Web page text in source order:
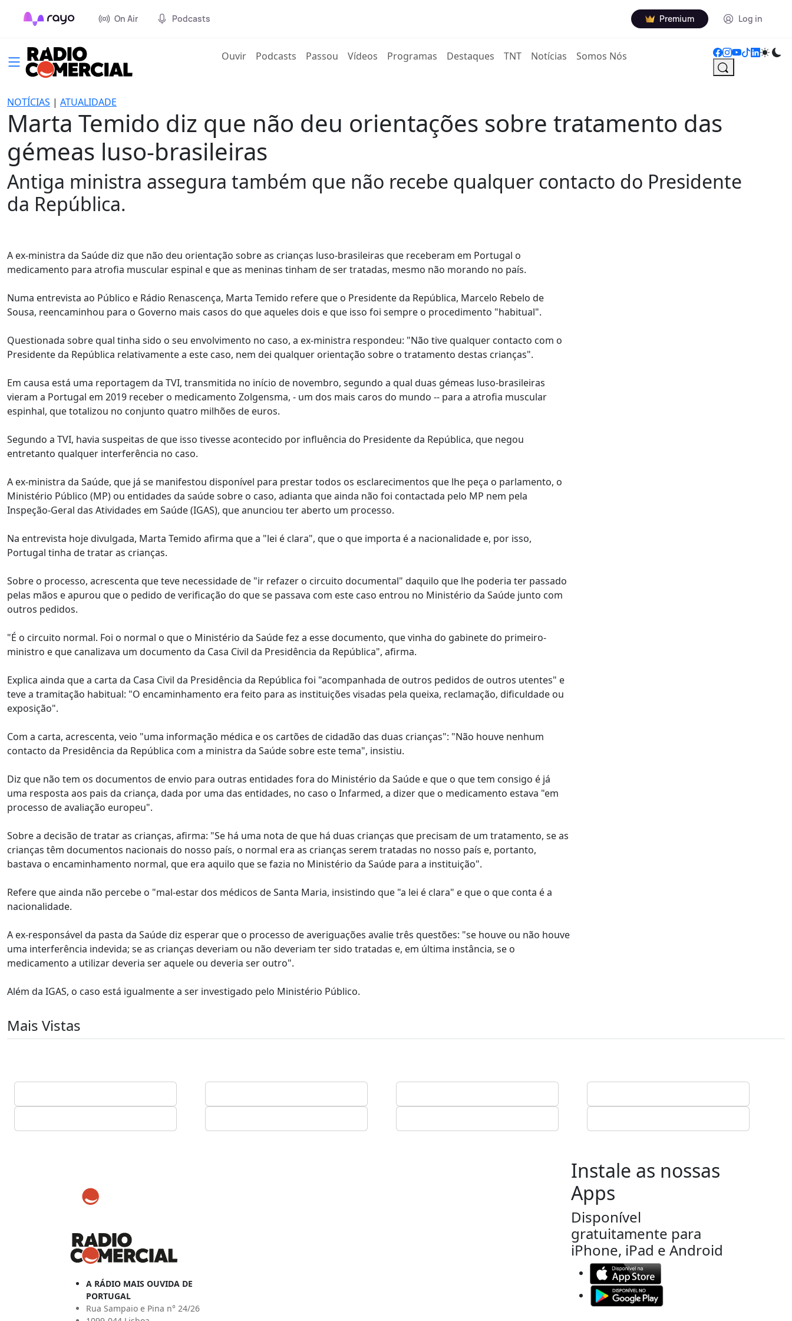
On Air Podcasts Premium Log in
Ouvir(current)
Podcasts Passou Vídeos Programas Destaques TNT Notícias Somos Nós
NOTÍCIAS | ATUALIDADE
Marta Temido diz que não deu orientações sobre tratamento das
gémeas luso-brasileiras
Antiga ministra assegura também que não recebe qualquer contacto do Presidente
da República.
A ex-ministra da Saúde diz que não deu orientação sobre as crianças luso-brasileiras que receberam em Portugal o
medicamento para atrofia muscular espinal e que as meninas tinham de ser tratadas, mesmo não morando no país.
Numa entrevista ao Público e Rádio Renascença, Marta Temido refere que o Presidente da República, Marcelo Rebelo de
Sousa, reencaminhou para o Governo mais casos do que aqueles dois e que isso foi sempre o procedimento "habitual".
Questionada sobre qual tinha sido o seu envolvimento no caso, a ex-ministra respondeu: "Não tive qualquer contacto com o
Presidente da República relativamente a este caso, nem dei qualquer orientação sobre o tratamento destas crianças".
Em causa está uma reportagem da TVI, transmitida no início de novembro, segundo a qual duas gémeas luso-brasileiras
vieram a Portugal em 2019 receber o medicamento Zolgensma, - um dos mais caros do mundo -- para a atrofia muscular
espinhal, que totalizou no conjunto quatro milhões de euros.
Segundo a TVI, havia suspeitas de que isso tivesse acontecido por influência do Presidente da República, que negou
entretanto qualquer interferência no caso.
A ex-ministra da Saúde, que já se manifestou disponível para prestar todos os esclarecimentos que lhe peça o parlamento, o
Ministério Público (MP) ou entidades da saúde sobre o caso, adianta que ainda não foi contactada pelo MP nem pela
Inspeção-Geral das Atividades em Saúde (IGAS), que anunciou ter aberto um processo.
Na entrevista hoje divulgada, Marta Temido afirma que a "lei é clara", que o que importa é a nacionalidade e, por isso,
Portugal tinha de tratar as crianças.
Sobre o processo, acrescenta que teve necessidade de "ir refazer o circuito documental" daquilo que lhe poderia ter passado
pelas mãos e apurou que o pedido de verificação do que se passava com este caso entrou no Ministério da Saúde junto com
outros pedidos.
"É o circuito normal. Foi o normal o que o Ministério da Saúde fez a esse documento, que vinha do gabinete do primeiro-
ministro e que canalizava um documento da Casa Civil da Presidência da República", afirma.
Explica ainda que a carta da Casa Civil da Presidência da República foi "acompanhada de outros pedidos de outros utentes" e
teve a tramitação habitual: "O encaminhamento era feito para as instituições visadas pela queixa, reclamação, dificuldade ou
exposição".
Com a carta, acrescenta, veio "uma informação médica e os cartões de cidadão das duas crianças": "Não houve nenhum
contacto da Presidência da República com a ministra da Saúde sobre este tema", insistiu.
Diz que não tem os documentos de envio para outras entidades fora do Ministério da Saúde e que o que tem consigo é já
uma resposta aos pais da criança, dada por uma das entidades, no caso o Infarmed, a dizer que o medicamento estava "em
processo de avaliação europeu".
Sobre a decisão de tratar as crianças, afirma: "Se há uma nota de que há duas crianças que precisam de um tratamento, se as
crianças têm documentos nacionais do nosso país, o normal era as crianças serem tratadas no nosso país e, portanto,
bastava o encaminhamento normal, que era aquilo que se fazia no Ministério da Saúde para a instituição".
Refere que ainda não percebe o "mal-estar dos médicos de Santa Maria, insistindo que "a lei é clara" e que o que conta é a
nacionalidade.
A ex-responsável da pasta da Saúde diz esperar que o processo de averiguações avalie três questões: "se houve ou não houve
uma interferência indevida; se as crianças deveriam ou não deveriam ter sido tratadas e, em última instância, se o
medicamento a utilizar deveria ser aquele ou deveria ser outro".
Além da IGAS, o caso está igualmente a ser investigado pelo Ministério Público.
Mais Vistas
A RÁDIO MAIS OUVIDA DE
PORTUGAL
Rua Sampaio e Pina n° 24/26
Instale as nossas
Apps
Disponível
gratuitamente para
iPhone, iPad e Android